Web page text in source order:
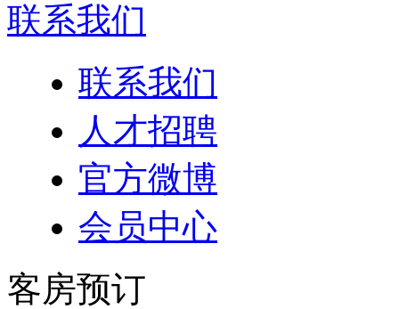
联系我们
联系我们
人才招聘
官方微博
会员中心
客房预订